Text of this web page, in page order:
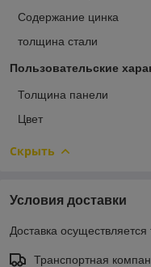
Содержание цинка
толщина стали
Пользовательские
Толщина панели
Цвет
Скрыть
Условия доставки
Доставка осуществляется
Транспортная